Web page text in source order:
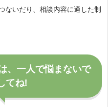
ないだり、相談内容に適した制
、一人で悩まないで
てね!